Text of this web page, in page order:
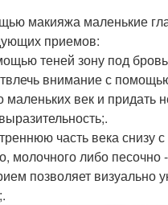
макияжа маленькие
приемов:
теней зону под
внимание с
маленьких век и придать
часть века снизу
молочного либо песочно
позволяет визуально